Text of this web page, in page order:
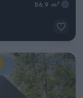
56,9 m 2